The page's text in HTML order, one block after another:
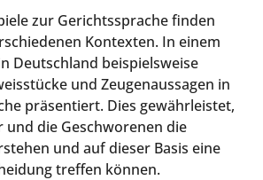
zur Gerichtssprache finden
Kontexten. In einem
Deutschland beispielsweise
und Zeugenaussagen in
präsentiert. Dies gewährleistet,
und die Geschworenen die
und auf dieser Basis eine
treffen können.